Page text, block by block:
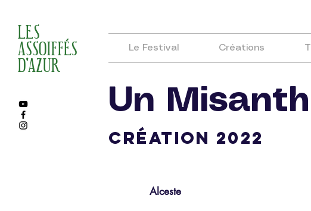
LES
ASSOIFFÉS
D'AZUR
Le Festival Créations
Un
création 2022
Alceste